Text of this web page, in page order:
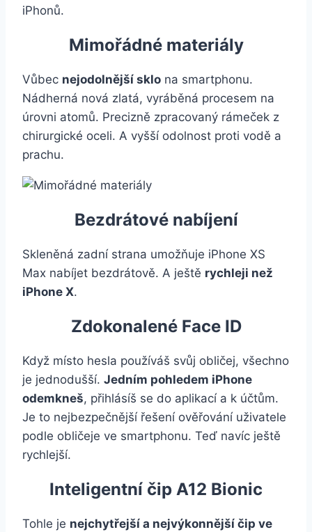
iPhonů.
Mimořádné materiály
Vůbec nejodolnější sklo na smartphonu.
Nádherná nová zlatá, vyráběná procesem na
úrovni atomů. Precizně zpracovaný rámeček z
chirurgické oceli. A vyšší odolnost proti vodě a
prachu.
Bezdrátové nabíjení
Skleněná zadní strana umožňuje iPhone XS
Max nabíjet bezdrátově. A ještě rychleji než
iPhone X.
Zdokonalené Face ID
Když místo hesla používáš svůj obličej, všechno
je jednodušší. Jedním pohledem iPhone
odemkneš, přihlásíš se do aplikací a k účtům.
Je to nejbezpečnější řešení ověřování uživatele
podle obličeje ve smartphonu. Teď navíc ještě
rychlejší.
Inteligentní čip A12 Bionic
Tohle je nejchytřejší a nejvýkonnější čip ve